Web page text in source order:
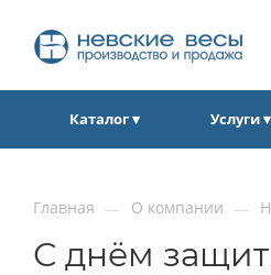
Каталог ▾ Услуги ▾
Главная — О компании —
С днём